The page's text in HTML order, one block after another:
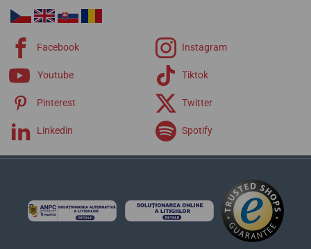
Facebook Instagram
Youtube Tiktok
Pinterest Twitter
Linkedin Spotify